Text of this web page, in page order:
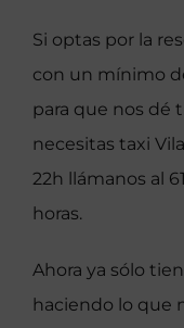
Si optas por la
con un mínimo
para que nos dé
necesitas taxi
22h llámanos al
horas.
Ahora ya sólo
haciendo lo que